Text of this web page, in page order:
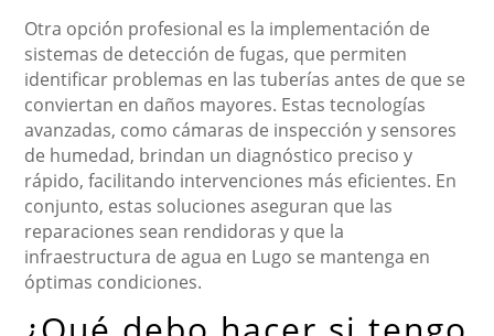
Otra opción profesional es la implementación de
sistemas de detección de fugas, que permiten
identificar problemas en las tuberías antes de que se
conviertan en daños mayores. Estas tecnologías
avanzadas, como cámaras de inspección y sensores
de humedad, brindan un diagnóstico preciso y
rápido, facilitando intervenciones más eficientes. En
conjunto, estas soluciones aseguran que las
reparaciones sean rendidoras y que la
infraestructura de agua en Lugo se mantenga en
óptimas condiciones.